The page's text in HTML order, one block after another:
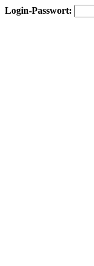
Login-Passwort: